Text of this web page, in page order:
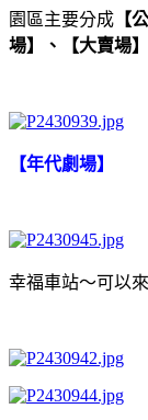
園區主要分成 【
場】、【大賣場】
【年代劇場】
幸福車站～可以